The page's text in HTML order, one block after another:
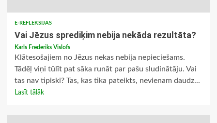
E-REFLEKSIJAS
Vai Jēzus sprediķim nebija nekāda rezultāta?
Karls Frederiks Vislofs
Klātesošajiem no Jēzus nekas nebija nepieciešams.
Tādēļ viņi tūlīt pat sāka runāt par pašu sludinātāju. Vai
tas nav tipiski? Tas, kas tika pateikts, nevienam daudz...
Lasīt tālāk